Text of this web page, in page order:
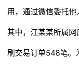
用，通过微信委托他
其中，江某某所属
刷交易订单548笔。